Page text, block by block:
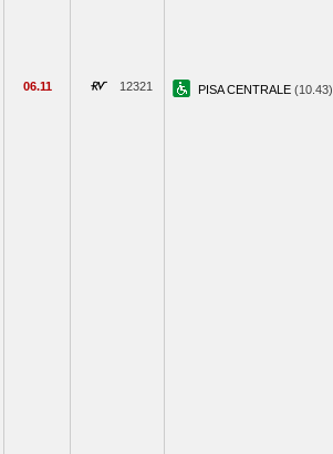
06.11 12321 PISA CENTRALE (10.43)